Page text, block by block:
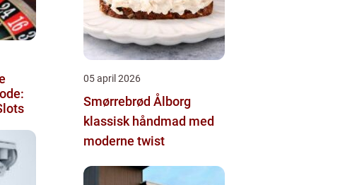
05 april 2026
Smørrebrød Ålborg
klassisk håndmad med
moderne twist